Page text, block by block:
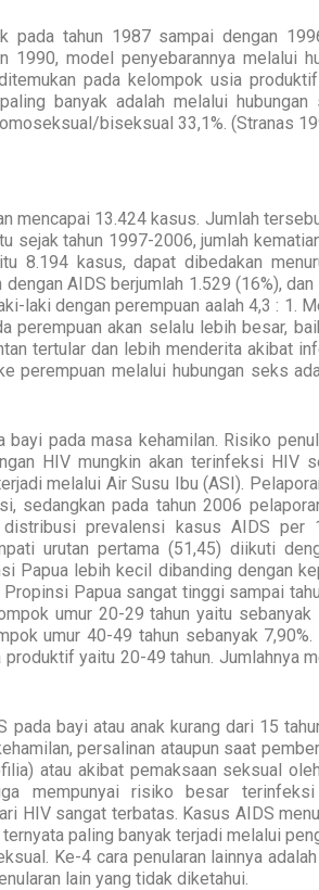
pada tahun 1987 sampai dengan
1990, model penyebarannya melalui
pada kelompok usia
banyak adalah melalui hubungan
biseksual 33,1%. (Stranas
mencapai 13.424 kasus. Jumlah
sejak tahun 1997-2006, jumlah
8.194 kasus, dapat dibedakan
AIDS berjumlah 1.529 (16%), dan
laki dengan perempuan aalah 4,3 : 1.
perempuan akan selalu lebih besar,
tertular dan lebih menderita akibat
perempuan melalui hubungan seks
bayi pada masa kehamilan. Risiko
HIV mungkin akan terinfeksi HIV
melalui Air Susu Ibu (ASI).
sedangkan pada tahun 2006
prevalensi kasus AIDS per
urutan pertama (51,45) diikuti
Papua lebih kecil dibanding dengan
Papua sangat tinggi sampai
umur 20-29 tahun yaitu sebanyak
umur 40-49 tahun sebanyak 7,90%.
yaitu 20-49 tahun. Jumlahnya
bayi atau anak kurang dari 15
persalinan ataupun saat
atau akibat pemaksaan seksual
mempunyai risiko besar terinfeksi
HIV sangat terbatas. Kasus AIDS
paling banyak terjadi melalui
Ke-4 cara penularan lainnya
lain yang tidak diketahui.